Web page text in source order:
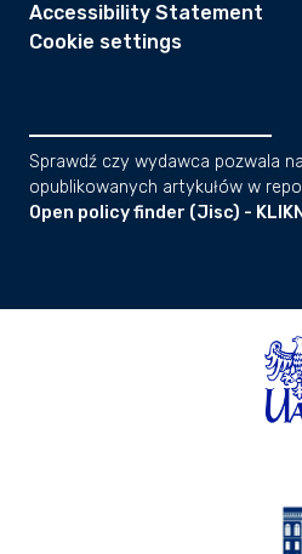
Accessibility Statement
Cookie settings
Sprawdź czy wydawca pozwala
opublikowanych artykułów w
Open policy finder (Jisc) -